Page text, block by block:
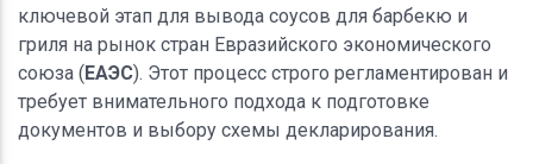
ключевой этап для вывода соусов для барбекю и
гриля на рынок стран Евразийского экономического
союза (ЕАЭС). Этот процесс строго регламентирован и
требует внимательного подхода к подготовке
документов и выбору схемы декларирования.